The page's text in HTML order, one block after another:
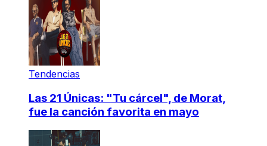
Tendencias
Las 21 Únicas: "Tu cárcel", de Morat,
fue la canción favorita en mayo